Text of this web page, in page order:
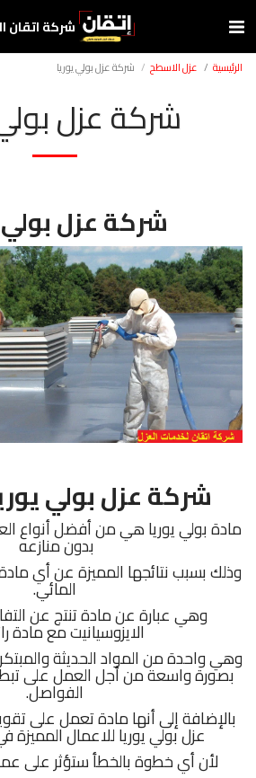
شركة اتقان
الرئيسية عزل الاسطح شركة عزل بولي يوريا
شركة عزل
شركة عزل بولي
شركة عزل بولي
مادة بولي يوريا هي من أفضل أنواع
بدون منازعه
وذلك بسبب نتائجها المميزة عن أي
المائي.
وهي عبارة عن مادة تنتج عن
الايزوسيانيت مع مادة
وهي واحدة من المواد الحديثة
بصورة واسعة من أجل العمل على
الفواصل.
بالإضافة إلى أنها مادة تعمل على
عزل بولي يوريا للاعمال المميزة
لأن أي خطوة بالخطأ ستؤثر على